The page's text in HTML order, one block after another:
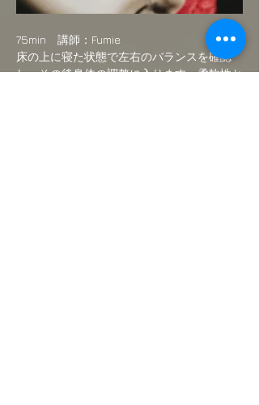
75min　講師：Fumie
床の上に寝た状態で左右のバランスを確認
し、その後身体の調整に入ります。柔軟性と